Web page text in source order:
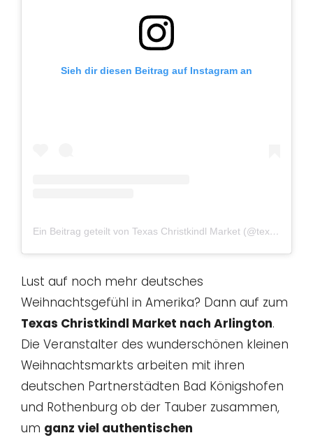
Sieh dir diesen Beitrag auf Instagram an
Ein Beitrag geteilt von Texas Christkindl Market (@texaschristkindlmarket)
Lust auf noch mehr deutsches
Weihnachtsgefühl in Amerika? Dann auf zum
Texas Christkindl Market nach Arlington.
Die Veranstalter des wunderschönen kleinen
Weihnachtsmarkts arbeiten mit ihren
deutschen Partnerstädten Bad Königshofen
und Rothenburg ob der Tauber zusammen,
um ganz viel authentischen